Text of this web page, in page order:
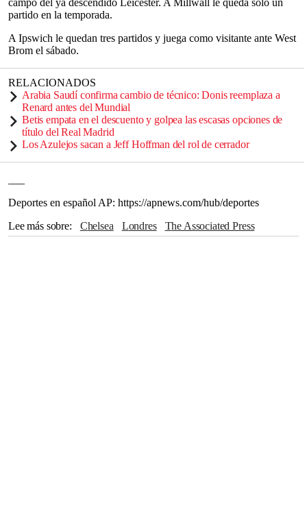
campo del ya descendido Leicester. A Millwall le queda solo un
partido en la temporada.
A Ipswich le quedan tres partidos y juega como visitante ante West
Brom el sábado.
RELACIONADOS
Arabia Saudí confirma cambio de técnico: Donis reemplaza a
Renard antes del Mundial
Betis empata en el descuento y golpea las escasas opciones de
título del Real Madrid
Los Azulejos sacan a Jeff Hoffman del rol de cerrador
Deportes en español AP: https://apnews.com/hub/deportes
Lee más sobre
Chelsea Londres
The Associated Press